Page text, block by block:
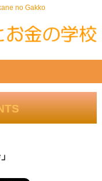
no Gakko